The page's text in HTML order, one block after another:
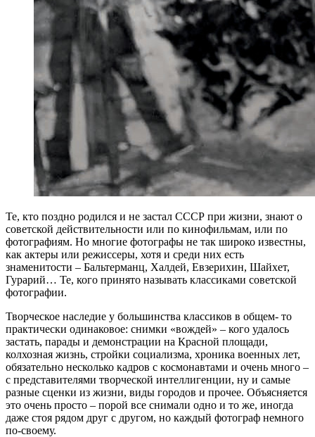
Те, кто поздно родился и не застал СССР при жизни, знают о
советской действительности или по кинофильмам, или по
фотографиям. Но многие фотографы не так широко известны,
как актеры или режиссеры, хотя и среди них есть
знаменитости – Бальтерманц, Халдей, Евзерихин, Шайхет,
Гурарий… Те, кого принято называть классиками советской
фотографии.
Творческое наследие у большинства классиков в общем- то
практически одинаковое: снимки «вождей» – кого удалось
застать, парады и демонстрации на Красной площади,
колхозная жизнь, стройки социализма, хроника военных лет,
обязательно несколько кадров с космонавтами и очень много –
с представителями творческой интеллигенции, ну и самые
разные сценки из жизни, виды городов и прочее. Объясняется
это очень просто – порой все снимали одно и то же, иногда
даже стоя рядом друг с другом, но каждый фотограф немного
по-своему.